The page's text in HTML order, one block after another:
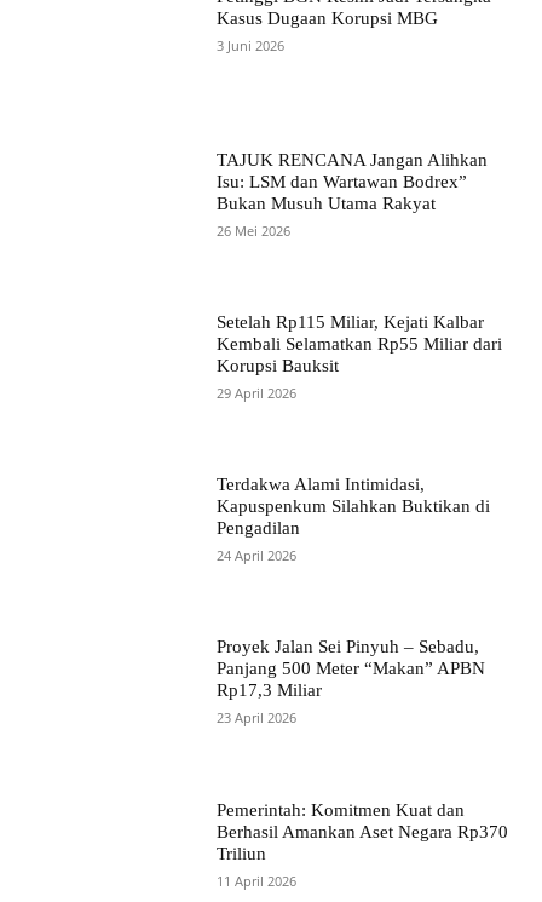
Kasus Dugaan Korupsi MBG
3 Juni 2026
TAJUK RENCANA Jangan Alihkan
Isu: LSM dan Wartawan Bodrex”
Bukan Musuh Utama Rakyat
26 Mei 2026
Setelah Rp115 Miliar, Kejati Kalbar
Kembali Selamatkan Rp55 Miliar dari
Korupsi Bauksit
29 April 2026
Terdakwa Alami Intimidasi,
Kapuspenkum Silahkan Buktikan di
Pengadilan
24 April 2026
Proyek Jalan Sei Pinyuh – Sebadu,
Panjang 500 Meter “Makan” APBN
Rp17,3 Miliar
23 April 2026
Pemerintah: Komitmen Kuat dan
Berhasil Amankan Aset Negara Rp370
Triliun
11 April 2026